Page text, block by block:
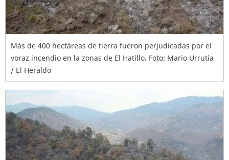
Más de 400 hectáreas de tierra fueron perjudicadas por el
voraz incendio en la zonas de El Hatillo. Foto: Mario Urrutia
/ El Heraldo